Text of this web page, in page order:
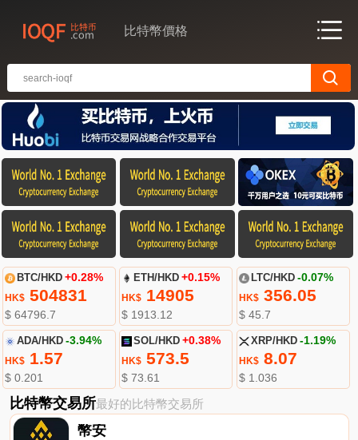
比特幣價格
BTC/HKD +0.28%
HK$504831
$ 64796.7
ETH/HKD +0.15%
HK$ 14905
$ 1913.12
LTC/HKD -0.07%
HK$356.05
$ 45.7
ADA/HKD -3.94%
HK$1.57
$ 0.201
SOL/HKD +0.38%
HK$ 573.5
$ 73.61
XRP/HKD -1.19%
HK$8.07
$ 1.036
比特幣交易所最好的比特幣交易所
幣安